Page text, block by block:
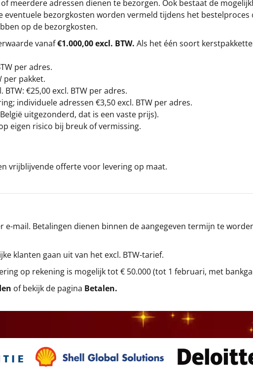
meerdere adressen dienen te bezorgen. Ook bestaat de
bezorgkosten worden vermeld tijdens het
op de bezorgkosten.
vanaf€1.000,00 excl. BTW. Als het één soort
per adres.
per pakket.
BTW: €25,00 excl. BTW per adres.
individuele adressen €3,50 excl. BTW per adres.
uitgezonderd, dat is een vaste prijs).
eigen risico bij breuk of vermissing.
vrijblijvende offerte voor levering op maat.
mail. Betalingen dienen binnen de aangegeven termijn te
klanten gaan uit van het excl. BTW-tarief.
op rekening is mogelijk tot € 50.000 (tot 1 februari, met
of bekijk de pagina Betalen.